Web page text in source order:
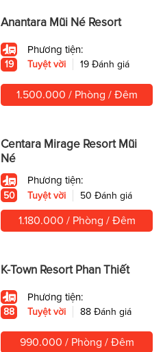
Anantara Mũi Né Resort
Phương tiện:
19 Tuyệt vời 19 Đánh giá
1.500.000 / Phòng / Đêm
Centara Mirage Resort Mũi
Né
Phương tiện:
50 Tuyệt vời 50 Đánh giá
1.180.000 / Phòng / Đêm
K-Town Resort Phan Thiết
Phương tiện:
88 Tuyệt vời 88 Đánh giá
990.000 / Phòng / Đêm